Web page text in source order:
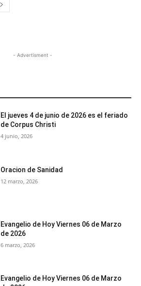
- Advertisment -
El jueves 4 de junio de 2026 es el feriado
de Corpus Christi
4 junio, 2026
Oracion de Sanidad
12 marzo, 2026
Evangelio de Hoy Viernes 06 de Marzo
de 2026
6 marzo, 2026
Evangelio de Hoy Viernes 06 de Marzo